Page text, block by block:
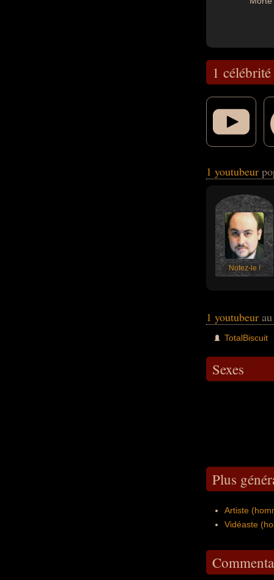
1 célébrité
1 youtubeur
Notez-le !
1 youtubeur
TotalBiscuit
Sexes
Plus
Artiste
Vidéaste